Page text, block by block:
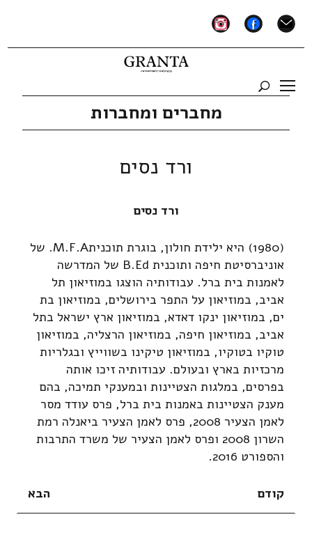
mail
facebook
instagram
מחברים ומחברות
ורד נסים
ורד נסים
(1980) היא ילידת חולון, בוגרת תוכניתM.F.A. של
אוניברסיטת חיפה ותוכנית B.Ed של המדרשה
לאמנות בית ברל. עבודותיה הוצגו במוזיאון תל
אביב, במוזיאון על התפר בירושלים, במוזיאון בת
ים, במוזיאון ינקו דאדא, במוזיאון ארץ ישראל בתל
אביב, במוזיאון חיפה, במוזיאון הרצליה, במוזיאון
טוקיו בטוקיו, במוזיאון טיקינו בשווייץ ובגלריות
מרכזיות בארץ ובעולם. עבודותיה זיכו אותה
בפרסים, במלגות הצטיינות ובמענקי תמיכה, בהם
מענק הצטיינות באמנות בית ברל, פרס עודד מסר
לאמן הצעיר 2008, פרס לאמן הצעיר ביאנלה רמת
השרון 2008 ופרס לאמן הצעיר של משרד התרבות
והספורט 2016.
קודם הבא